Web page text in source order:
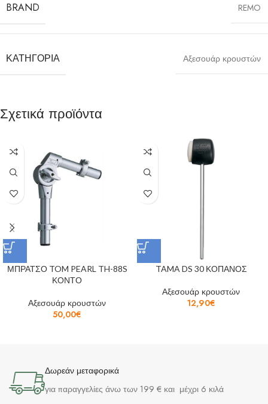
BRAND REMO
ΚΑΤΗΓΟΡΊΑ Αξεσουάρ κρουστών
Σχετικά προϊόντα
ΜΠΡΑΤΣΟ TOM PEARL TH-88S
ΚΟΝΤΟ
Αξεσουάρ κρουστών
50,00€
TAMA DS 30 ΚΟΠΑΝΟΣ
Αξεσουάρ κρουστών
12,90€
Δωρεάν μεταφορικά
για παραγγελίες άνω των 199 € και μέχρι 6 κιλά